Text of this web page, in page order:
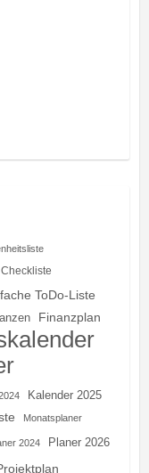
Checkliste
ToDo-Liste
Finanzplan
Kalender 2025
Monatsplaner
2024 Planer 2026